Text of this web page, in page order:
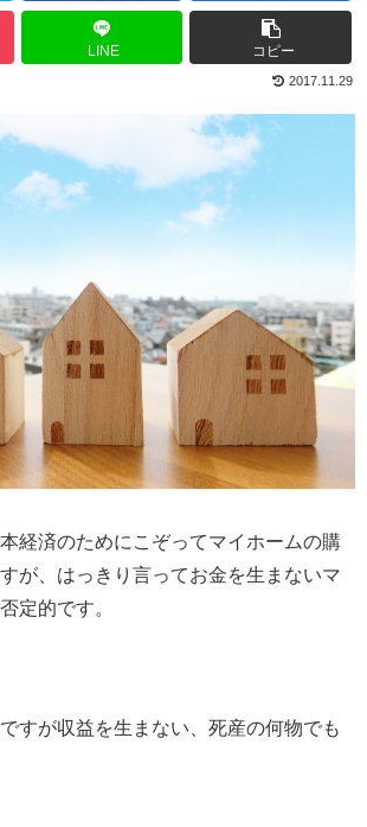
LINE コピー
2017.11.29
経済のためにこぞってマイホームの購
が、はっきり言ってお金を生まないマ
定的です。
すが収益を生まない、死産の何物でも